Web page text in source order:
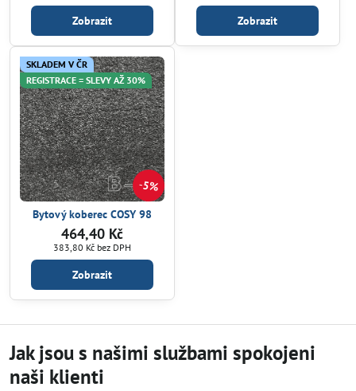
Zobrazit Zobrazit
5%
SKLADEM V ČR
REGISTRACE = SLEVY AŽ 30%
Bytový koberec COSY 98
464,40 Kč
383,80 Kč bez DPH
Zobrazit
Jak jsou s našimi službami spokojeni
naši klienti